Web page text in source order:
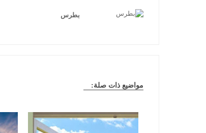
بطرس
مواضيع ذات صلة: